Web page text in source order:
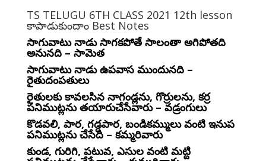
TS TELUGU 6TH CLASS 2021 12th lesson
కాపాడుకుందాం Best Notes
సాగువాటు నాడు సాగకపోతే సాలంతా అగిపోతది
అనునది – సామెత
సాగువాటు నాడు ఉపవాస ముందునది –
రైతుదంపతులు
రైతులకు కావలసిన నాగండ్లను, గొర్రులను, కర్ర
పనిముట్లను తయారుచేసేవారు – వడ్రంగులు
కొడవలి, పార, గడ్డపార, బండికమ్ములు వంటి ఇనుప
పనిముట్లను చేసేది – కమ్మరివారు
కుండ, గురిగి, పటువ, ఎసుల వంటి మట్టి